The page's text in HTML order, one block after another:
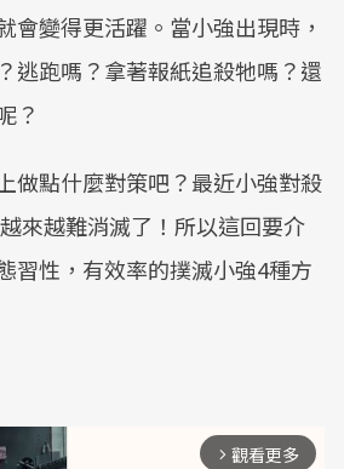
會變得更活躍。當小強出現時，
逃跑嗎？拿著報紙追殺牠嗎？還
？
做點什麼對策吧？最近小強對殺
來越難消滅了！所以這回要介
習性，有效率的撲滅小強4種方
arrow_forward_ios 觀看更多